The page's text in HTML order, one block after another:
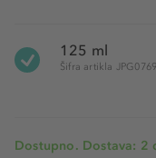
125 ml
Šifra artikla
Dostupno. Dostava: 2